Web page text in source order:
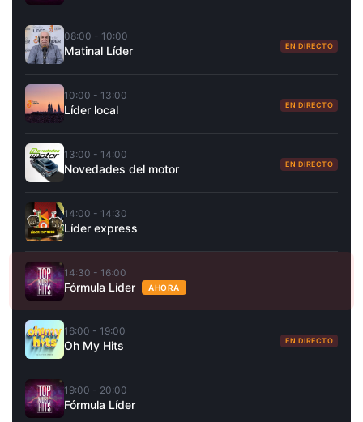
08:00 - 10:00
Matinal Líder EN DIRECTO
10:00 - 13:00
Líder local EN DIRECTO
13:00 - 14:00
Novedades del motor EN DIRECTO
14:00 - 14:30
Líder express
14:30 - 16:00
Fórmula Líder AHORA
16:00 - 19:00
Oh My Hits EN DIRECTO
19:00 - 20:00
Fórmula Líder